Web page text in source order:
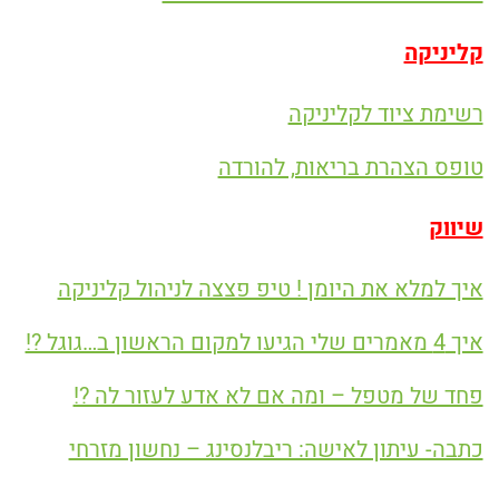
קליניקה
רשימת ציוד לקליניקה
טופס הצהרת בריאות, להורדה
שיווק
איך למלא את היומן ! טיפ פצצה לניהול קליניקה
איך 4 מאמרים שלי הגיעו למקום הראשון ב…גוגל ?!
פחד של מטפל – ומה אם לא אדע לעזור לה ?!
כתבה- עיתון לאישה: ריבלנסינג – נחשון מזרחי